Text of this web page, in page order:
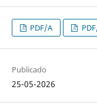
PDF/A
Publicado
25-05-2026